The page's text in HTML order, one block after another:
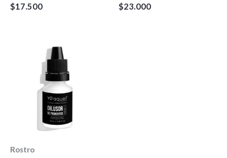
Valorado
en
$17.500
Valorado
en
$23.000
Rostro